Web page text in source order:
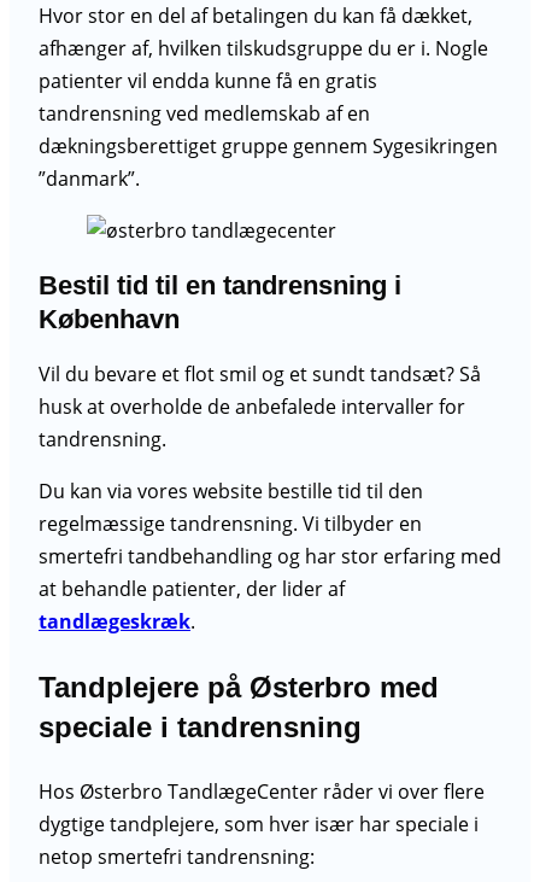
Hvor stor en del af betalingen du kan få dækket,
afhænger af, hvilken tilskudsgruppe du er i. Nogle
patienter vil endda kunne få en gratis
tandrensning ved medlemskab af en
dækningsberettiget gruppe gennem Sygesikringen
”danmark”.
Bestil tid til en tandrensning i
København
Vil du bevare et flot smil og et sundt tandsæt? Så
husk at overholde de anbefalede intervaller for
tandrensning.
Du kan via vores website bestille tid til den
regelmæssige tandrensning. Vi tilbyder en
smertefri tandbehandling og har stor erfaring med
at behandle patienter, der lider af
tandlægeskræk.
Tandplejere på Østerbro med
speciale i tandrensning
Hos Østerbro TandlægeCenter råder vi over flere
dygtige tandplejere, som hver især har speciale i
netop smertefri tandrensning: